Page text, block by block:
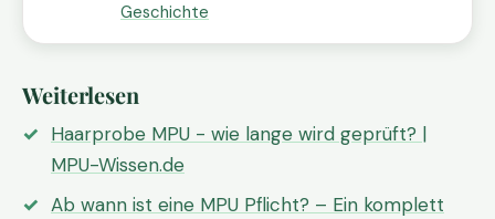
Geschichte
Weiterlesen
Haarprobe MPU - wie lange wird geprüft? |
MPU-Wissen.de
Ab wann ist eine MPU Pflicht? – Ein komplett